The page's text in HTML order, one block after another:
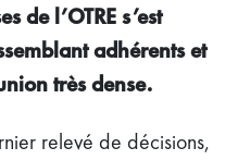
de l’OTRE s’est
adhérents et
très dense.
relevé de décisions,